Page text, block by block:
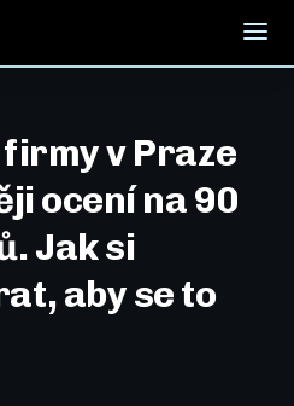
v Praze
ocení na 90
Jak si
aby se to